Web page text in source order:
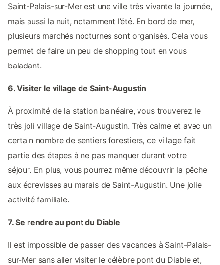
Saint-Palais-sur-Mer est une ville très vivante la journée,
mais aussi la nuit, notamment l’été. En bord de mer,
plusieurs marchés nocturnes sont organisés. Cela vous
permet de faire un peu de shopping tout en vous
baladant.
6. Visiter le village de Saint-Augustin
À proximité de la station balnéaire, vous trouverez le
très joli village de Saint-Augustin. Très calme et avec un
certain nombre de sentiers forestiers, ce village fait
partie des étapes à ne pas manquer durant votre
séjour. En plus, vous pourrez même découvrir la pêche
aux écrevisses au marais de Saint-Augustin. Une jolie
activité familiale.
7. Se rendre au pont du Diable
Il est impossible de passer des vacances à Saint-Palais-
sur-Mer sans aller visiter le célèbre pont du Diable et,